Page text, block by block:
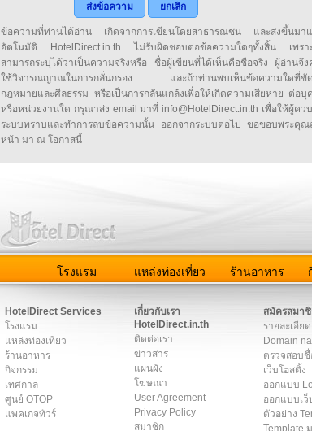
ส่งข้อความ
ยกเลิก
ข้อความที่ท่านได้อ่าน เกิดจากการเขียนโดยสาธารณชน และส่งขึ้นมา
อัตโนมัติ HotelDirect.in.th ไม่รับผิดชอบต่อข้อความใดๆทั้งสิ้น เพรา
สามารถระบุได้ว่าเป็นความจริงหรือ ชื่อผู้เขียนที่ได้เห็นคือชื่อจริง ผู้อ่านจึง
ใช้วิจารณญาณในการกลั่นกรอง และถ้าท่านพบเห็นข้อความใดที่ขั
กฎหมายและศีลธรรม หรือเป็นการกลั่นแกล้งเพื่อให้เกิดความเสียหาย ต่อบุ
หรือหน่วยงานใด กรุณาส่ง email มาที่ info@HotelDirect.in.th เพื่อให้ผู้คว
ระบบทราบและทำการลบข้อความนั้น ออกจากระบบต่อไป ขอขอบพระคุณ
หน้า มา ณ โอกาสนี้
โรงแรม แหล่งท่องเที่ยว ร้านอาหาร
HotelDirect Services
โรงแรม
แหล่งท่องเที่ยว
ร้านอาหาร
กิจกรรม
เทศกาล
ศูนย์ OTOP
แพคเกจทัวร์
เกี่ยวกับเรา
HotelDirect.in.th
ติดต่อเรา
ข่าวสาร
แผนผัง
โฆษณา
User Agreement
Privacy Policy
สมาชิก
สมัครสมา
รายละเอีย
Domain
ตรวจสอบชื่
เว็บโฮสติ้ง
ออกแบบ
ออกแบบเว็
ตัวอย่าง
Template